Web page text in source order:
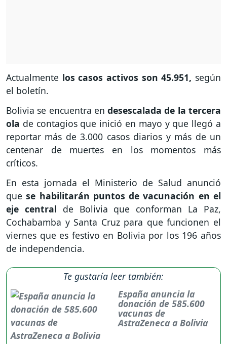
Actualmente los casos activos son 45.951, según
el boletín.
Bolivia se encuentra endesescalada de la tercera
ola de contagios que inició en mayo y que llegó a
reportar más de 3.000 casos diarios y más de un
centenar de muertes en los momentos más
críticos.
En esta jornada el Ministerio de Salud anunció
quese habilitarán puntos de vacunación en el
eje central de Bolivia que conforman La Paz,
Cochabamba y Santa Cruz para que funcionen el
viernes que es festivo en Bolivia por los 196 años
de independencia.
Te gustaría leer también:
España anuncia la
donación de 585.600
vacunas de
AstraZeneca a Bolivia